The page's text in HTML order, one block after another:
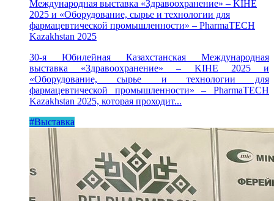
Международная выставка «Здравоохранение» – KIHE
2025 и «Оборудование, сырье и технологии для
фармацевтической промышленности» – PharmaTECH
Kazakhstan 2025
30-я Юбилейная Казахстанская Международная
выставка «Здравоохранение» – KIHE 2025 и
«Оборудование, сырье и технологии для
фармацевтической промышленности» – PharmaTECH
Kazakhstan 2025, которая проходит...
#Выставка